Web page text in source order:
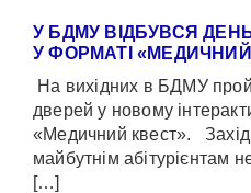
У БДМУ ВІДБУВСЯ
У ФОРМАТІ
На вихідних в БДМУ
дверей у новому
«Медичний квест».
майбутнім абітурієнтам
[…]